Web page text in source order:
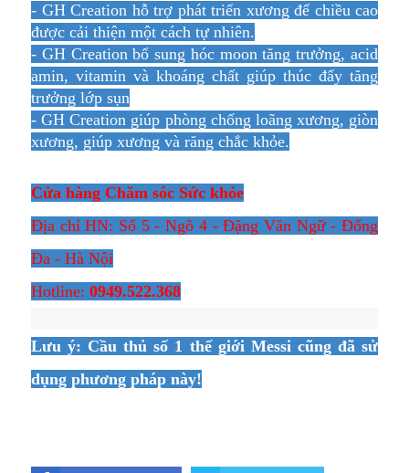
- GH Creation hỗ trợ phát triển xương để chiều cao
được cải thiện một cách tự nhiên.
- GH Creation bổ sung hóc moon tăng trưởng, acid
amin, vitamin và khoáng chất giúp thúc đẩy tăng
trưởng lớp sụn
- GH Creation giúp phòng chống loãng xương, giòn
xương, giúp xương và răng chắc khỏe.
Cửa hàng Chăm sóc Sức khỏe
Địa chỉ HN: Số 5 - Ngõ 4 - Đặng Văn Ngữ - Đống
Đa - Hà Nội
Hotline: 0949.522.368
Lưu ý: Cầu thủ số 1 thế giới Messi cũng đã sử
dụng phương pháp này!